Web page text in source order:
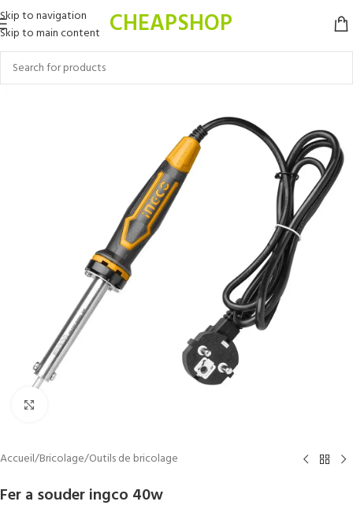
Skip to navigation
Skip to main content
CHEAPSHOP
Accueil/Bricolage/Outils de bricolage
Fer a souder ingco 40w